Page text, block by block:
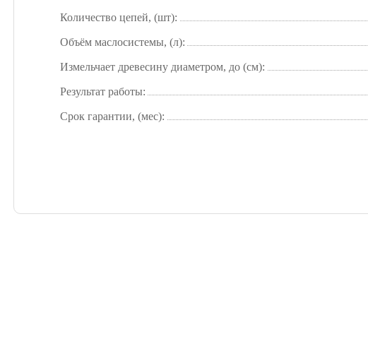
Количество цепей, (шт):
Объём маслосистемы, (л):
Измельчает древесину диаметром, до (см):
Результат работы:
Срок гарантии, (мес):